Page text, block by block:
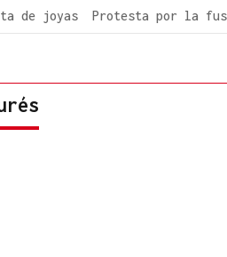
de joyas Protesta por la